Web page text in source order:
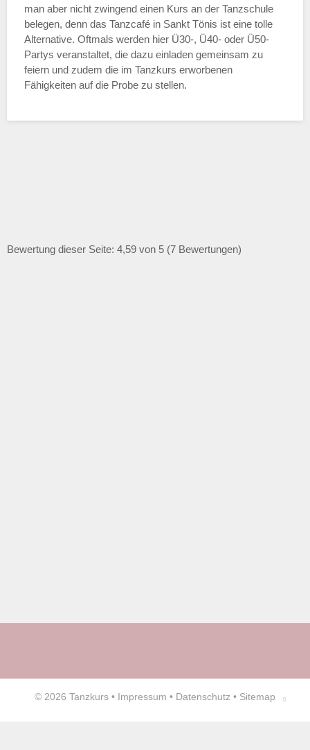
man aber nicht zwingend einen Kurs an der Tanzschule
belegen, denn das Tanzcafé in Sankt Tönis ist eine tolle
Alternative. Oftmals werden hier Ü30-, Ü40- oder Ü50-
Partys veranstaltet, die dazu einladen gemeinsam zu
feiern und zudem die im Tanzkurs erworbenen
Fähigkeiten auf die Probe zu stellen.
Bewertung dieser Seite: 4,59 von 5 (7 Bewertungen)
© 2026 Tanzkurs • Impressum • Datenschutz • Sitemap